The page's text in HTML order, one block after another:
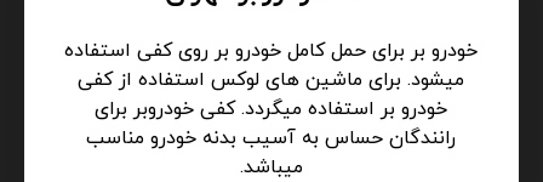
خودرو بر برای حمل کامل خودرو بر روی کفی استفاده
میشود. برای ماشین های لوکس استفاده از کفی
خودرو بر استفاده میگردد. کفی خودروبر برای
رانندگان حساس به آسیب بدنه خودرو مناسب
میباشد.